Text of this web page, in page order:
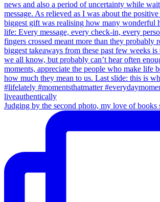
Judging by the second photo, my love of books